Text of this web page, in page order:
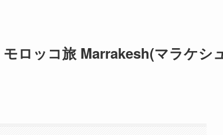
ロッコ旅 Marrakesh(マラケシ